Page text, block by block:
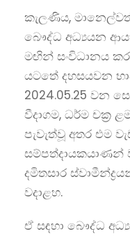
කැලණිය,
බෞද්ධ අධ්‍යයන
මඟින් සංවිධානය
යටතේ දහසයවන
2024.05.25 වන
වීදාගම, ධර්ම චක්‍ර
පැවැත්වූ අතර එම
දමිතසාර
වදාළහ.
ඒ සඳහා බෞද්ධ